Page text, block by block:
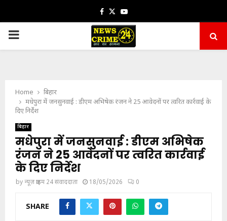
Facebook
TwitterYoutube
PRIMARY
Home
बिहार
मधेपुरा में जनसुनवाई : डीएम अभिषेक रंजन ने 25 आवेदनों पर त्वरित कार्रवाई के
दिए निर्देश
बिहार
मधेपुरा में जनसुनवाई : डीएम अभिषेक
रंजन ने 25 आवेदनों पर त्वरित कार्रवाई
के दिए निर्देश
byन्यूज़ क्राइम 24 संवाददाता 18/05/2026 0
SHARE